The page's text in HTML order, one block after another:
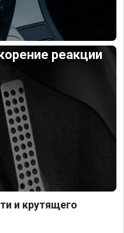
реакции
и крутящего